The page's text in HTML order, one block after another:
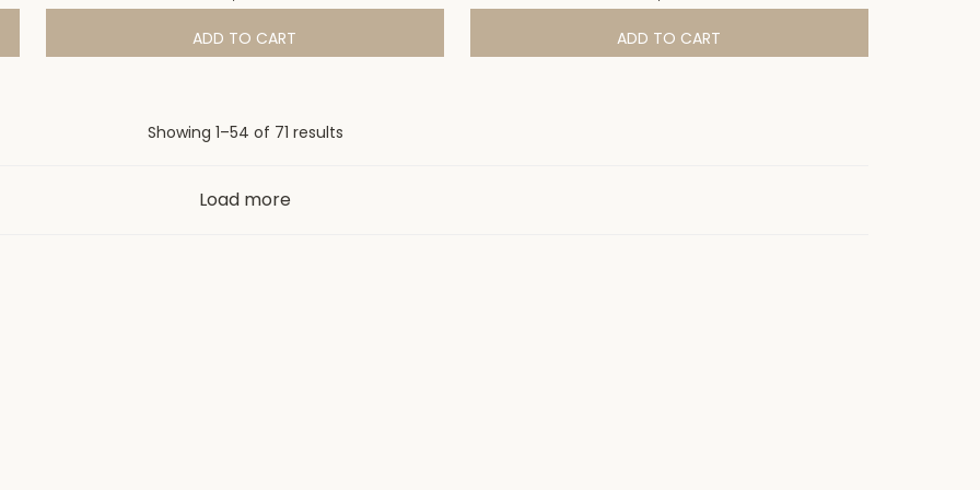
ADD TO CART ADD TO CART
Showing 1–54 of 71 resultsSorted
Load more